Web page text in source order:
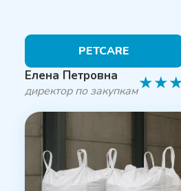
PETCARE
Елена Петровна
директор по закупкам★★